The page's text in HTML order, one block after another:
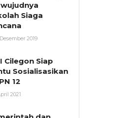
Siaga
2019
Cilegon Siap
Sosialisasikan
12
2021